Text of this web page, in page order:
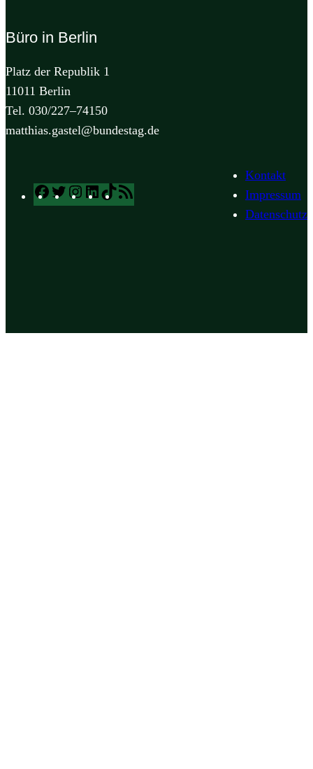
Büro in Berlin
Platz der Republik 1
11011 Berlin
Tel. 030/227–74150
matthias.gastel@bundestag.de
Facebook
TwitterInstagram
LinkedIn
TikTok
Kontakt
Impressum
Datenschutz